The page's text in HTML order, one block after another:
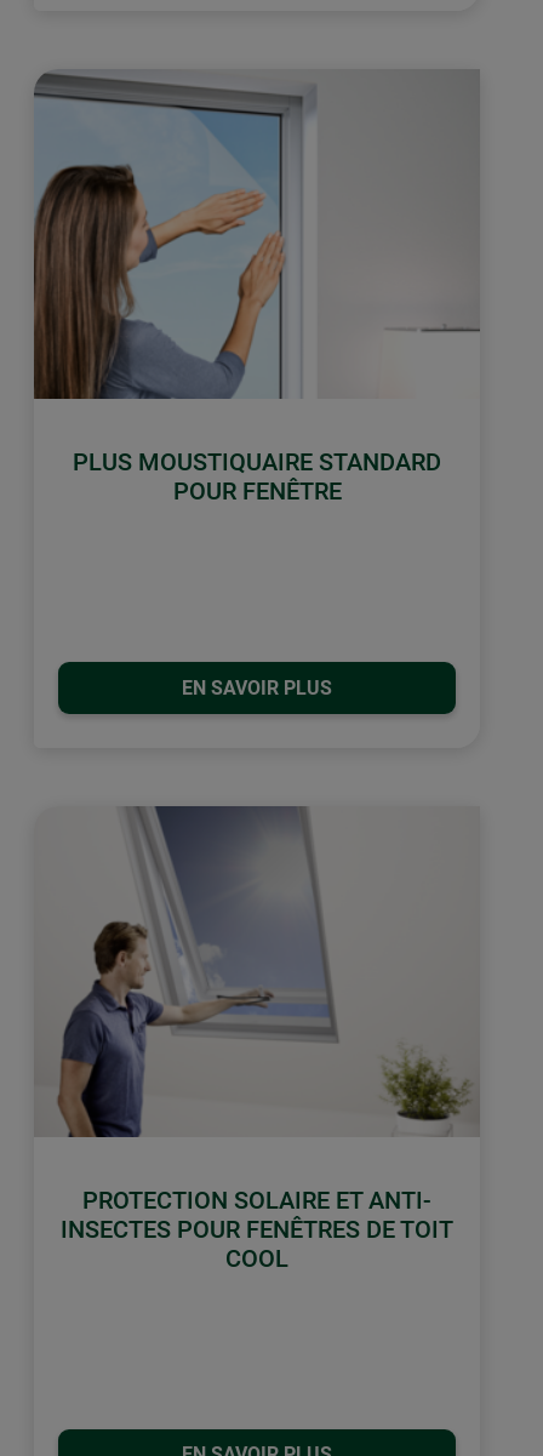
PLUS MOUSTIQUAIRE STANDARD
POUR FENÊTRE
EN SAVOIR PLUS
PROTECTION SOLAIRE ET ANTI-
INSECTES POUR FENÊTRES DE TOIT
COOL